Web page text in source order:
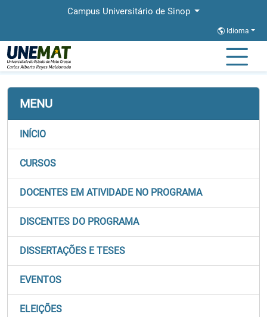
Campus Universitário de Sinop
Idioma
Página Inicial PROFLETRAS
MENU
INÍCIO
CURSOS
DOCENTES EM ATIVIDADE NO PROGRAMA
DISCENTES DO PROGRAMA
DISSERTAÇÕES E TESES
EVENTOS
ELEIÇÕES